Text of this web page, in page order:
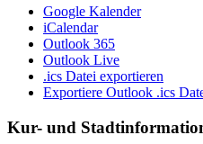
Google Kalender
iCalendar
Outlook 365
Outlook Live
.ics Datei exportieren
Exportiere Outlook .ics
Kur- und